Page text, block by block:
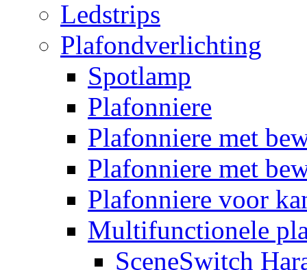
Ledstrips
Plafondverlichting
Spotlamp
Plafonniere
Plafonniere met
Plafonniere met
Plafonniere voor
Multifunctionele
SceneSwitch